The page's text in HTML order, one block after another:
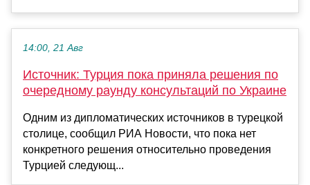
14:00, 21 Авг
Источник: Турция пока приняла решения по
очередному раунду консультаций по Украине
Одним из дипломатических источников в турецкой
столице, сообщил РИА Новости, что пока нет
конкретного решения относительно проведения
Турцией следующ...